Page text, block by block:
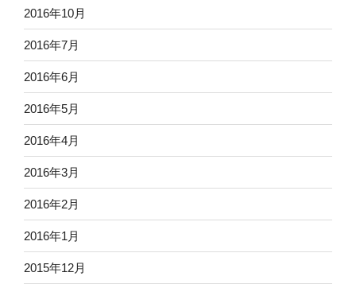
2016年10月
2016年7月
2016年6月
2016年5月
2016年4月
2016年3月
2016年2月
2016年1月
2015年12月